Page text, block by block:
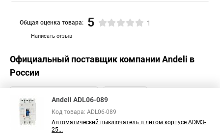
Написать отзыв
Общая оценка товара: 5 1
Официальный поставщик компанииAndeli в
России
Andeli ADL06-089
Код товара: ADL06-089
Автоматический выключатель в литом корпусе ADM3-
25...